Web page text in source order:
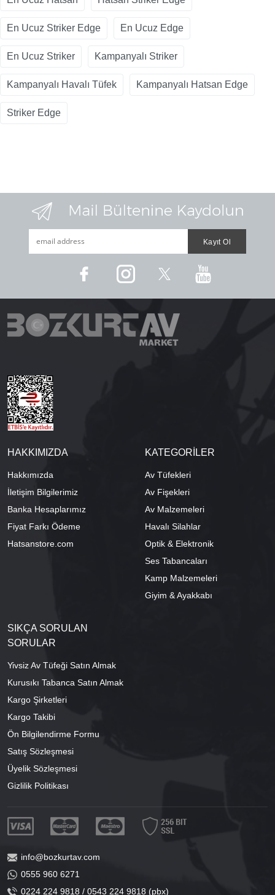
En Ucuz Striker Edge En Ucuz Edge
En Ucuz Striker Kampanyalı Striker
Kampanyalı Havalı Tüfek Kampanyalı Hatsan Edge
Striker Edge
HAKKIMIZDA
Hakkımızda
İletişim Bilgilerimiz
Banka Hesaplarımız
Fiyat Farkı Ödeme
Hatsanstore.com
KATEGORİLER
Av Tüfekleri
Av Fişekleri
Av Malzemeleri
Havalı Silahlar
Optik & Elektronik
Ses Tabancaları
Kamp Malzemeleri
Giyim & Ayakkabı
SIKÇA SORULAN
SORULAR
Yivsiz Av Tüfeği Satın Almak
Kurusıkı Tabanca Satın Almak
Kargo Şirketleri
Kargo Takibi
Ön Bilgilendirme Formu
Satış Sözleşmesi
Üyelik Sözleşmesi
Gizlilik Politikası
info@bozkurtav.com
0555 960 6271
0224 224 9818 / 0543 224 9818 (pbx)